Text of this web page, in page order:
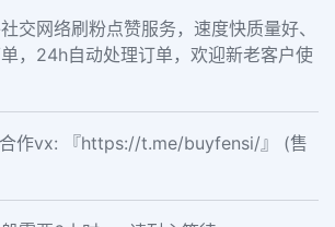
交网络刷粉点赞服务，速度快质量好、
，24h自动处理订单，欢迎新老客户使
作vx: 『https://t.me/buyfensi/』 (售